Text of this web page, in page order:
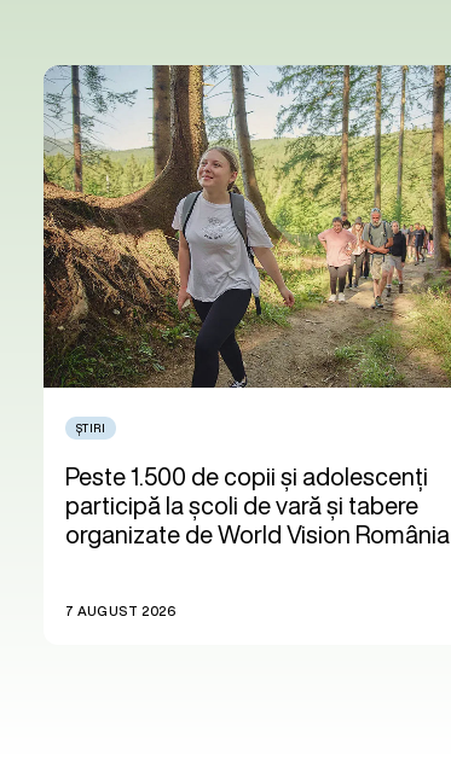
ȘTIRI
Peste 1.500 de copii și adolescenți
participă la școli de vară și tabere
organizate de World Vision România
7 AUGUST 2026